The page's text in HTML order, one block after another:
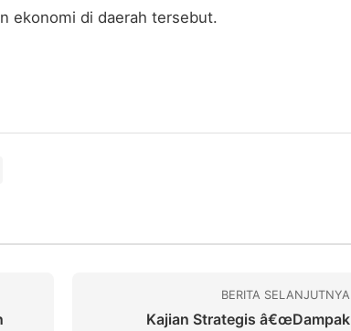
ekonomi di daerah tersebut.
BERITA SELANJUTNYA
Kajian Strategis â€œDampak